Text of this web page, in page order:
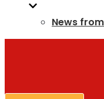
News